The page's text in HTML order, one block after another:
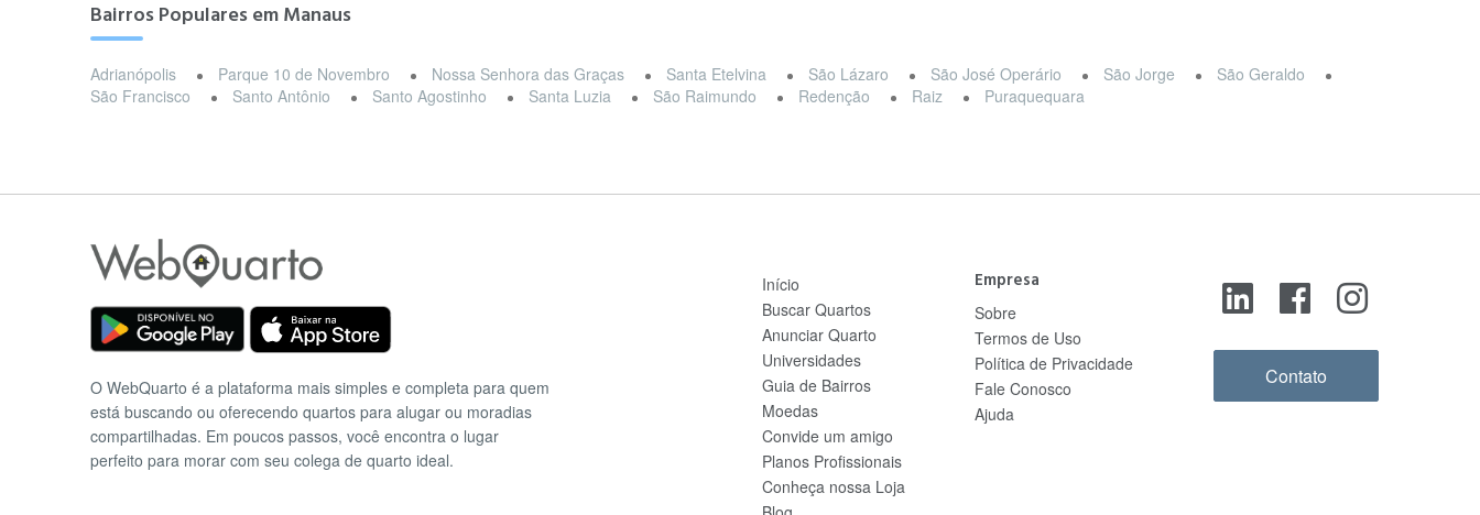
Bairros Populares em Manaus
Adrianópolis Parque 10 de Novembro Nossa Senhora das Graças Santa Etelvina São Lázaro São José Operário São Jorge
São Geraldo
São Francisco
Santo Antônio Santo Agostinho Santa Luzia São Raimundo Redenção Raiz Puraquequara
O WebQuarto é a plataforma mais simples e completa para quem
está buscando ou oferecendo quartos para alugar ou moradias
compartilhadas. Em poucos passos, você encontra o lugar
perfeito para morar com seu colega de quarto ideal.
Início
Buscar Quartos
Anunciar Quarto
Universidades
Guia de Bairros
Moedas
Convide um amigo
Planos Profissionais
Conheça nossa Loja
Empresa
Sobre
Termos de Uso
Política de Privacidade
Fale Conosco
Ajuda
Contato